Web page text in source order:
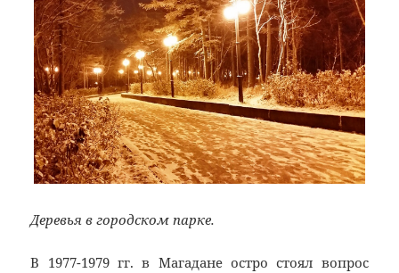
Деревья в городском парке.
В 1977-1979 гг. в Магадане остро стоял вопрос